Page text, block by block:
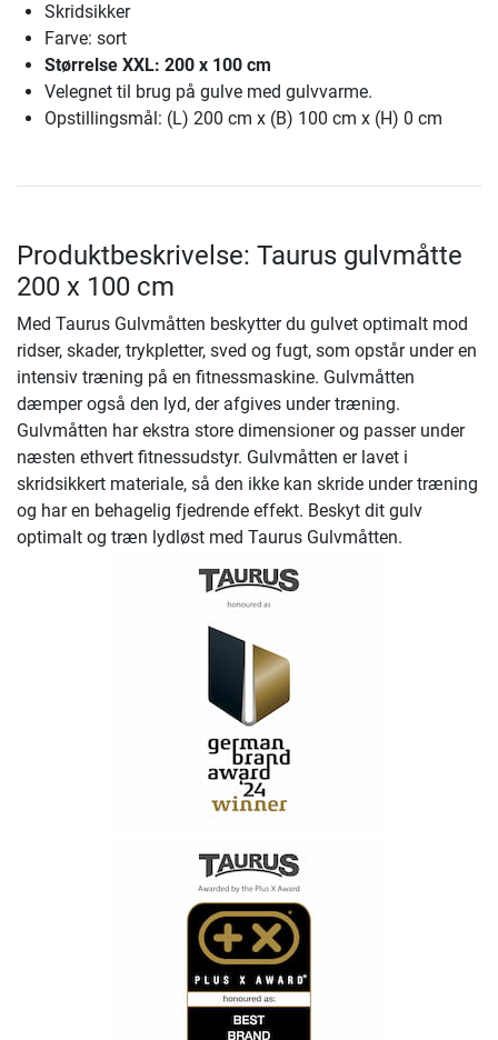
Skridsikker
Farve: sort
Størrelse XXL: 200 x 100 cm
Velegnet til brug på gulve med gulvvarme.
Opstillingsmål: (L) 200 cm x (B) 100 cm x (H) 0 cm
Produktbeskrivelse: Taurus gulvmåtte
200 x 100 cm
Med Taurus Gulvmåtten beskytter du gulvet optimalt mod
ridser, skader, trykpletter, sved og fugt, som opstår under en
intensiv træning på en fitnessmaskine. Gulvmåtten
dæmper også den lyd, der afgives under træning.
Gulvmåtten har ekstra store dimensioner og passer under
næsten ethvert fitnessudstyr. Gulvmåtten er lavet i
skridsikkert materiale, så den ikke kan skride under træning
og har en behagelig fjedrende effekt. Beskyt dit gulv
optimalt og træn lydløst med Taurus Gulvmåtten.